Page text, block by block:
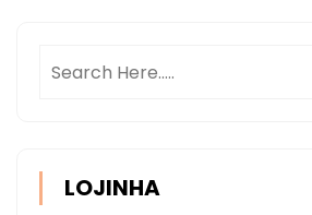
LOJINHA